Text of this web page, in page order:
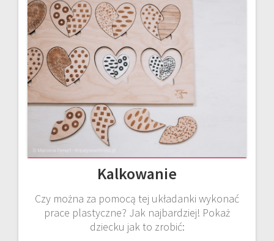
Kalkowanie
Czy można za pomocą tej układanki wykonać
prace plastyczne? Jak najbardziej! Pokaż
dziecku jak to zrobić: